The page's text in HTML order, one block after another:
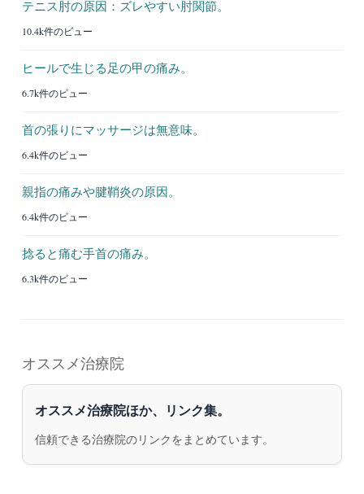
テニス肘の原因：ズレやすい肘関節。
10.4k件のビュー
ヒールで生じる足の甲の痛み。
6.7k件のビュー
首の張りにマッサージは無意味。
6.4k件のビュー
親指の痛みや腱鞘炎の原因。
6.4k件のビュー
捻ると痛む手首の痛み。
6.3k件のビュー
オススメ治療院
オススメ治療院ほか、リンク集。
信頼できる治療院のリンクをまとめています。